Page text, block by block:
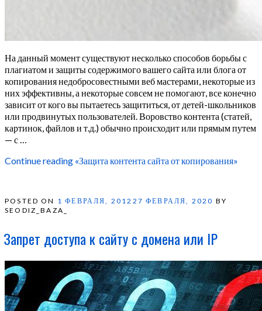
На данный момент существуют несколько способов борьбы с
плагиатом и защиты содержимого вашего сайта или блога от
копирования недобросовестными веб мастерами, некоторые из
них эффективны, а некоторые совсем не помогают, все конечно
зависит от кого вы пытаетесь защититься, от детей-школьников
или продвинутых пользователей. Воровство контента (статей,
картинок, файлов и т.д.) обычно происходит или прямым путем
— с …
Continue reading «Защита контента сайта от копирования»
POSTED ON 1 ФЕВРАЛЯ, 2012 27 ФЕВРАЛЯ, 2020 BY
SEODIZ_BAZA_
Запрет доступа к сайту с домена или IP